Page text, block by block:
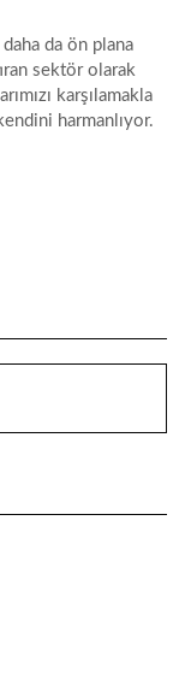
da ön plana
sektör olarak
karşılamakla
harmanlıyor.